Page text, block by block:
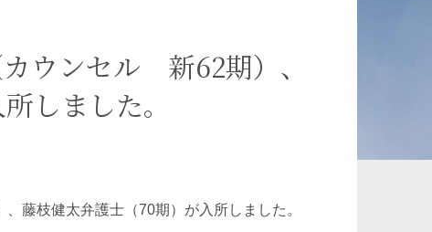
ル・レジャー
TMT／テクノロジー・メディ
ウンセル 新62期）、
しました。
藤枝健太弁護士（70期）が入所しました。